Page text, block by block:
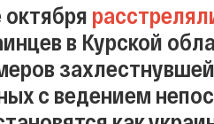
в Курской
с ведением